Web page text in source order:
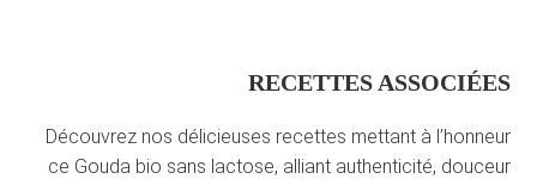
RECETTES ASSOCIÉES
Découvrez nos délicieuses recettes mettant à l’honneur
ce Gouda bio sans lactose, alliant authenticité, douceur